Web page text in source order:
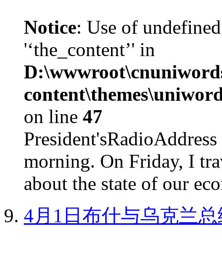
Notice: Use of
'‘the_content’' in
on line 47
morning. On Friday, I
about the state of our
4月1日布什与乌克兰